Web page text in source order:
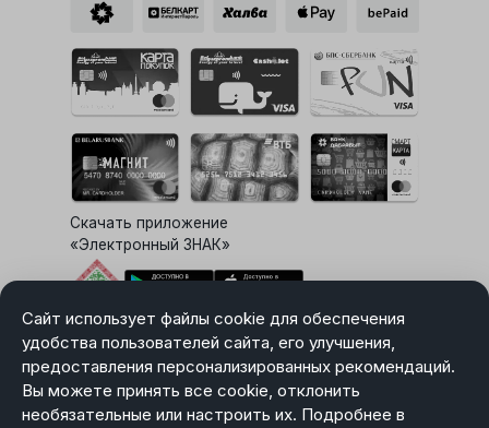
Сайт использует файлы cookie для обеспечения
удобства пользователей сайта, его улучшения,
предоставления персонализированных рекомендаций.
Вы можете принять все cookie, отклонить
необязательные или настроить их. Подробнее в
Скачать приложение
«Электронный ЗНАК»
Выбор настроек Cookie
Карта сайта